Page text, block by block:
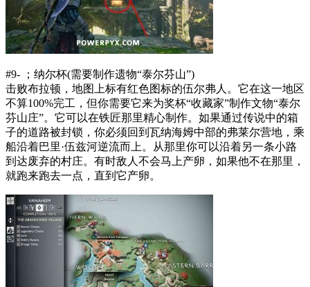
#9- ；纳尔杯(需要制作遗物“泰尔芬山”)
击败布拉顿，地图上标有红色图标的伍尔弗人。它在这一地区
不算100%完工，但你需要它来为奖杯“收藏家”制作文物“泰尔
芬山庄”。它可以在铁匠那里精心制作。如果通过传说中的箱
子的道路被封锁，你必须回到瓦纳海姆中部的弗莱尔营地，乘
船沿着巴里·伍兹河逆流而上。从那里你可以沿着另一条小路
到达废弃的村庄。有时敌人不会马上产卵，如果他不在那里，
就跑来跑去一点，直到它产卵。